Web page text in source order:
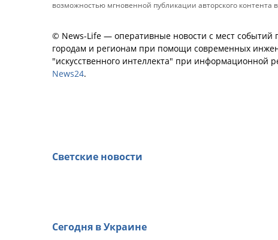
возможностью мгновенной публикации авторского
© News-Life — оперативные новости с мест событий
городам и регионам при помощи современных
"искусственного интеллекта" при информационной
News24.
Светские новости
Сегодня в Украине